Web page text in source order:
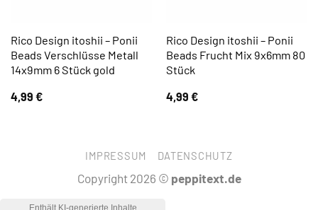
Rico Design itoshii – Ponii
Beads Verschlüsse Metall
14x9mm 6 Stück gold
4,99 €
Rico Design itoshii – Ponii
Beads Frucht Mix 9x6mm 80
Stück
4,99 €
IMPRESSUM DATENSCHUTZ
Copyright 2026 © peppitext.de